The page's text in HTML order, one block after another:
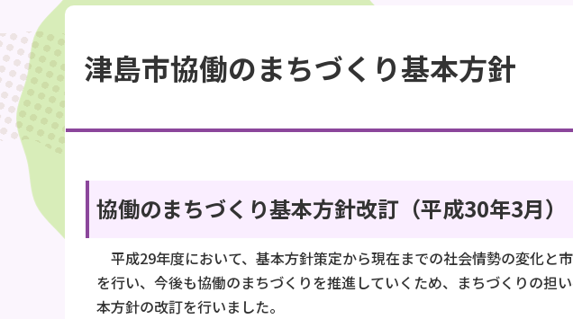
で
す
文
こ
こ
か
ら
津島市協働のまちづくり基本方針
協働のまちづくり基本方針改訂（平成30年3月）
平成29年度において、基本方針策定から現在までの社会情勢の変化と
を行い、今後も協働のまちづくりを推進していくため、まちづくりの担
本方針の改訂を行いました。